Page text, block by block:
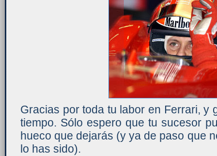
Gracias por toda tu labor en Ferrari, y
tiempo. Sólo espero que tu sucesor
hueco que dejarás (y ya de paso que
lo has sido).